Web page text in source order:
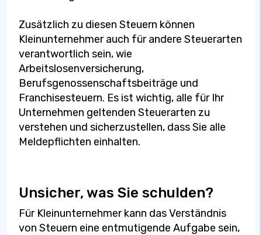
Zusätzlich zu diesen Steuern können
Kleinunternehmer auch für andere Steuerarten
verantwortlich sein, wie
Arbeitslosenversicherung,
Berufsgenossenschaftsbeiträge und
Franchisesteuern. Es ist wichtig, alle für Ihr
Unternehmen geltenden Steuerarten zu
verstehen und sicherzustellen, dass Sie alle
Meldepflichten einhalten.
Unsicher, was Sie schulden?
Für Kleinunternehmer kann das Verständnis
von Steuern eine entmutigende Aufgabe sein,